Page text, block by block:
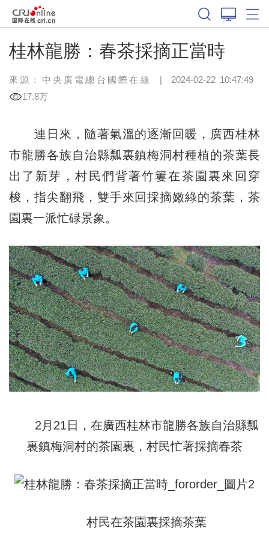
桂林龍勝：春茶採摘正當時
來源：中央廣電總台國際在線 | 2024-02-22 10:47:49
17.8万
連日來，隨著氣溫的逐漸回暖，廣西桂林
市龍勝各族自治縣瓢裏鎮梅洞村種植的茶葉長
出了新芽，村民們背著竹簍在茶園裏來回穿
梭，指尖翻飛，雙手來回採摘嫩綠的茶葉，茶
園裏一派忙碌景象。
2月21日，在廣西桂林市龍勝各族自治縣瓢
裏鎮梅洞村的茶園裏，村民忙著採摘春茶
村民在茶園裏採摘茶葉